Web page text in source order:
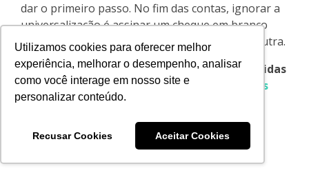
Utilizamos cookies para oferecer melhor
experiência, melhorar o desempenho, analisar
como você interage em nosso site e
personalizar conteúdo.
Recusar Cookies Aceitar Cookies
dar o primeiro passo. No fim das contas, ignorar a
universalização é assinar um cheque em branco
que sociedade paga depois de uma forma ou outra.
O que achou do nosso artigo? Se houver dúvidas
ou questionamentos, fale com um de
nossos
especialistas. Nós temos a solução perfeita